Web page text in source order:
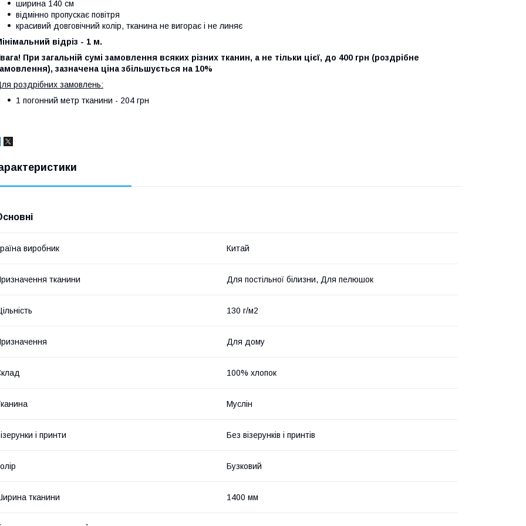
ширина 140 см
відмінно пропускає повітря
красивий довговічний колір, тканина не вигорає і не линяє
відріз - 1 м.
При загальній сумі замовлення всяких різних тканин, а не тільки цієї, до 400 грн (роздрібне
зазначена ціна збільшується на 10%
роздрібних замовлень:
1 погонний метр тканини - 204 грн
виробник Китай
тканини Для постільної білизни, Для пелюшок
130 г/м2
Для дому
100% хлопок
Муслін
і принти Без візерунків і принтів
Бузковий
тканини 1400 мм